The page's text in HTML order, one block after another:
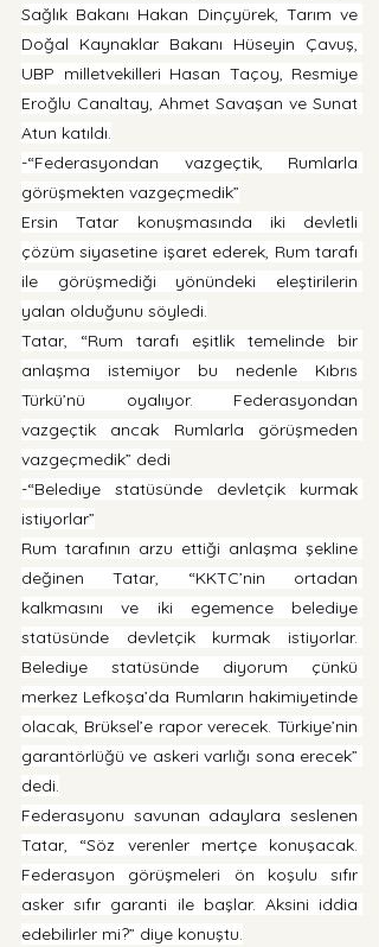
Sağlık Bakanı Hakan Dinçyürek, Tarım ve
Doğal Kaynaklar Bakanı Hüseyin Çavuş,
UBP milletvekilleri Hasan Taçoy, Resmiye
Eroğlu Canaltay, Ahmet Savaşan ve Sunat
Atun katıldı.
-“Federasyondan vazgeçtik, Rumlarla
görüşmekten vazgeçmedik”
Ersin Tatar konuşmasında iki devletli
çözüm siyasetine işaret ederek, Rum tarafı
ile görüşmediği yönündeki eleştirilerin
yalan olduğunu söyledi.
Tatar, “Rum tarafı eşitlik temelinde bir
anlaşma istemiyor bu nedenle Kıbrıs
Türkü’nü oyalıyor. Federasyondan
vazgeçtik ancak Rumlarla görüşmeden
vazgeçmedik” dedi
-“Belediye statüsünde devletçik kurmak
istiyorlar”
Rum tarafının arzu ettiği anlaşma şekline
değinen Tatar, “KKTC’nin ortadan
kalkmasını ve iki egemence belediye
statüsünde devletçik kurmak istiyorlar.
Belediye statüsünde diyorum çünkü
merkez Lefkoşa’da Rumların hakimiyetinde
olacak, Brüksel’e rapor verecek. Türkiye’nin
garantörlüğü ve askeri varlığı sona erecek”
dedi.
Federasyonu savunan adaylara seslenen
Tatar, “Söz verenler mertçe konuşacak.
Federasyon görüşmeleri ön koşulu sıfır
asker sıfır garanti ile başlar. Aksini iddia
edebilirler mi?” diye konuştu.